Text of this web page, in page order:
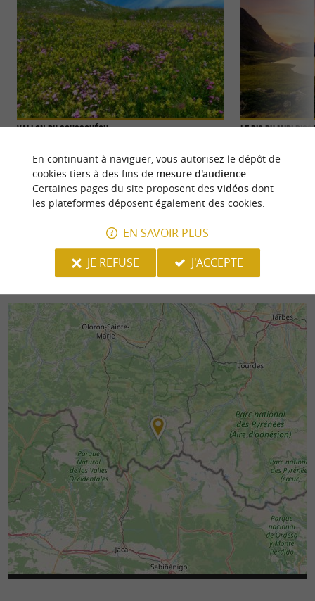
Vallon du Soussouéou
d’Artouste. Le Gave du Soussouéou sillonne au
fond du canyon. ...
3,7 km - Laruns
Le Pic du Midi
des pics
depuis ...
4,5 km -
En continuant à naviguer, vous autorisez le dépôt de
cookies tiers à des fins de mesure d'audience.
Certaines pages du site proposent des vidéosdont
les plateformes déposent également des cookies.
EN SAVOIR PLUS
JE REFUSE
J'ACCEPTE